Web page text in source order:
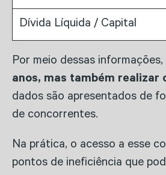
Dívida Líquida / Capital
Por meio dessas informações,
anos, mas também
dados são apresentados de
de concorrentes.
Na prática, o acesso a esse
pontos de ineficiência que